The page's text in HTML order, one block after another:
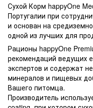
Сухой Корм ​​happyOne
Португалии при
и основан на
одной из лучших для
Рационы happyOne
рекомендаций ведущих
экспертов и содержат
минералов и пищевых
Вашего питомца.
Производитель